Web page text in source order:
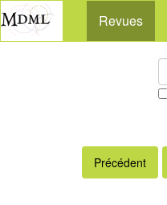
Revues
Précédent